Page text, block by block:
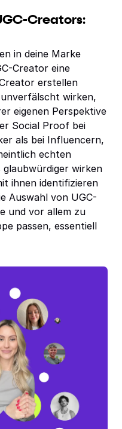
Creators:
in deine Marke
Creator eine
erstellen
wirken,
eigenen Perspektive
Social Proof bei
als bei Influencern,
echten
wirken
ihnen identifizieren
Auswahl von UGC-
und vor allem zu
passen, essentiell